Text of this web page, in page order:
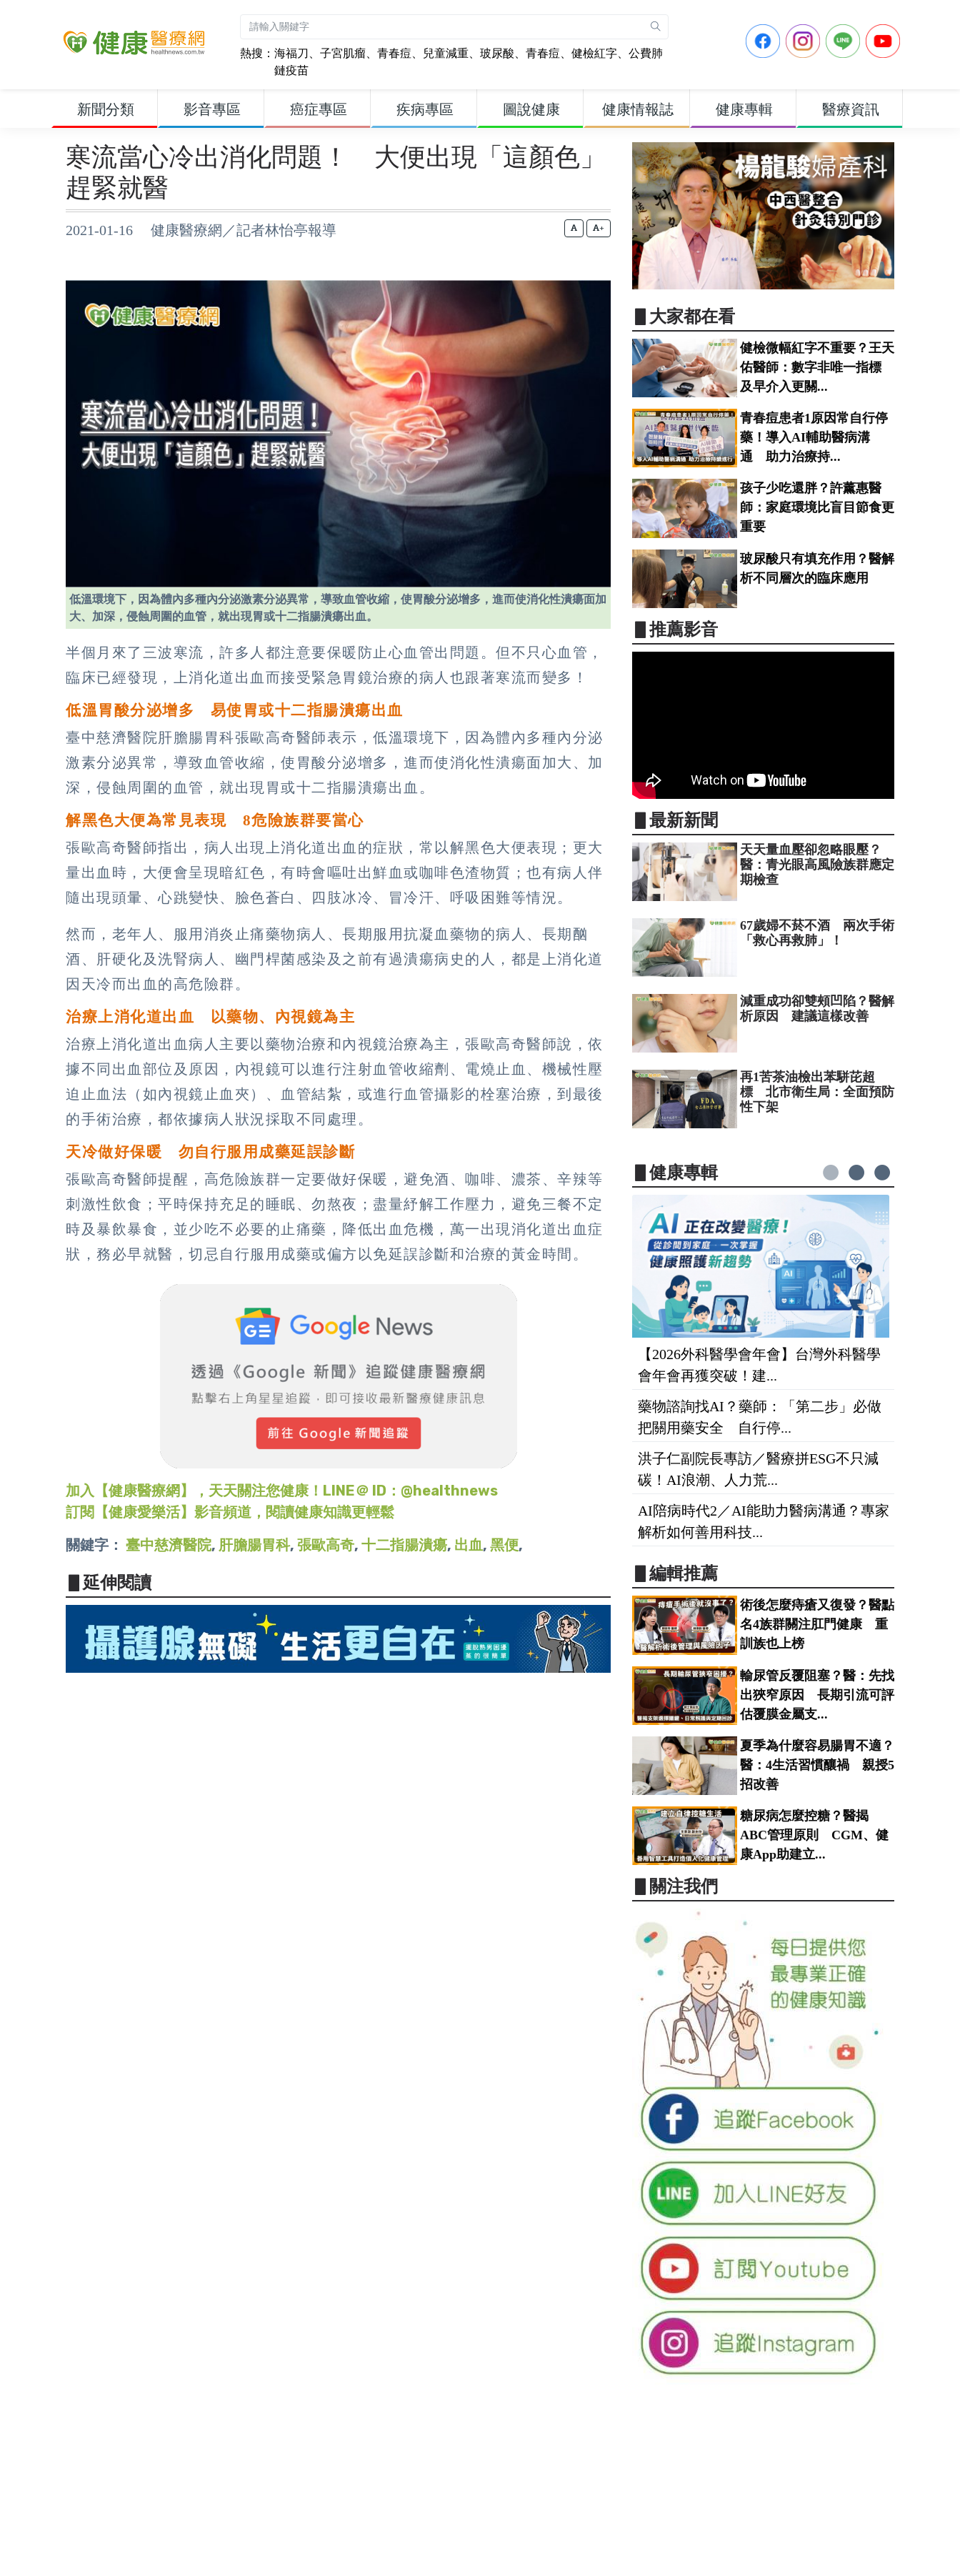
熱搜： 海福刀 、 子宮肌瘤、 青春痘、 兒童減重、 玻尿酸、 青春痘、 健檢紅字、 公費肺
鏈疫苗
新聞分類 影音專區 癌症專區 疾病專區 圖說健康 健康情報誌 健康專輯 醫療資訊
寒流當心冷出消化問題！ 大便出現「這顏色」
趕緊就醫
2021-01-16 健康醫療網／記者林怡亭報導 +
低溫環境下，因為體內多種內分泌激素分泌異常，導致血管收縮，使胃酸分泌增多，進而使消化性潰瘍面加
大、加深，侵蝕周圍的血管，就出現胃或十二指腸潰瘍出血。
半個月來了三波寒流，許多人都注意要保暖防止心血管出問題。但不只心血管，
臨床已經發現，上消化道出血而接受緊急胃鏡治療的病人也跟著寒流而變多！
低溫胃酸分泌增多 易使胃或十二指腸潰瘍出血
臺中慈濟醫院肝膽腸胃科張歐高奇醫師表示，低溫環境下，因為體內多種內分泌
激素分泌異常，導致血管收縮，使胃酸分泌增多，進而使消化性潰瘍面加大、加
深，侵蝕周圍的血管，就出現胃或十二指腸潰瘍出血。
解黑色大便為常見表現 8危險族群要當心
張歐高奇醫師指出，病人出現上消化道出血的症狀，常以解黑色大便表現；更大
量出血時，大便會呈現暗紅色，有時會嘔吐出鮮血或咖啡色渣物質；也有病人伴
隨出現頭暈、心跳變快、臉色蒼白、四肢冰冷、冒冷汗、呼吸困難等情況。
然而，老年人、服用消炎止痛藥物病人、長期服用抗凝血藥物的病人、長期酗
酒、肝硬化及洗腎病人、幽門桿菌感染及之前有過潰瘍病史的人，都是上消化道
因天冷而出血的高危險群。
治療上消化道出血 以藥物、內視鏡為主
治療上消化道出血病人主要以藥物治療和內視鏡治療為主，張歐高奇醫師說，依
據不同出血部位及原因，內視鏡可以進行注射血管收縮劑、電燒止血、機械性壓
迫止血法（如內視鏡止血夾）、血管結紮，或進行血管攝影的栓塞治療，到最後
的手術治療，都依據病人狀況採取不同處理。
天冷做好保暖 勿自行服用成藥延誤診斷
張歐高奇醫師提醒，高危險族群一定要做好保暖，避免酒、咖啡、濃茶、辛辣等
刺激性飲食；平時保持充足的睡眠、勿熬夜；盡量紓解工作壓力，避免三餐不定
時及暴飲暴食，並少吃不必要的止痛藥，降低出血危機，萬一出現消化道出血症
狀，務必早就醫，切忌自行服用成藥或偏方以免延誤診斷和治療的黃金時間。
加入【健康醫療網】，天天關注您健康！LINE＠ ID：@healthnews
訂閱【健康愛樂活】影音頻道，閱讀健康知識更輕鬆
關鍵字： 臺中慈濟醫院, 肝膽腸胃科, 張歐高奇, 十二指腸潰瘍, 出血, 黑便,
▋延伸閱讀
▋大家都在看
健檢微幅紅字不重要？王天
佑醫師：數字非唯一指標
及早介入更關...
青春痘患者1原因常自行停
藥！導入AI輔助醫病溝
通 助力治療持...
孩子少吃還胖？許薰惠醫
師：家庭環境比盲目節食更
重要
玻尿酸只有填充作用？醫解
析不同層次的臨床應用
▋推薦影音
▋最新新聞
天天量血壓卻忽略眼壓？
醫：青光眼高風險族群應定
期檢查
67歲婦不菸不酒 兩次手術
「救心再救肺」！
減重成功卻雙頰凹陷？醫解
析原因 建議這樣改善
再1苦茶油檢出苯駢芘超
標 北市衛生局：全面預防
性下架
▋健康專輯
【2026外科醫學會年會】台灣外科醫學
會年會再獲突破！建...
藥物諮詢找AI？藥師：「第二步」必做
把關用藥安全 自行停...
洪子仁副院長專訪／醫療拼ESG不只減
碳！AI浪潮、人力荒...
AI陪病時代2／AI能助力醫病溝通？專家
解析如何善用科技...
▋編輯推薦
術後怎麼痔瘡又復發？醫點
名4族群關注肛門健康 重
訓族也上榜
輸尿管反覆阻塞？醫：先找
出狹窄原因 長期引流可評
估覆膜金屬支...
夏季為什麼容易腸胃不適？
醫：4生活習慣釀禍 親授5
招改善
糖尿病怎麼控糖？醫揭
ABC管理原則 CGM、健
康App助建立...
▋關注我們